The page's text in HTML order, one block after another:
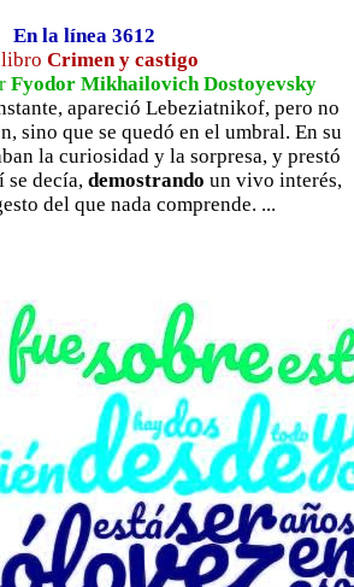
En la línea 3612
Crimen y castigo
Fyodor Mikhailovich Dostoyevsky
apareció Lebeziatnikof, pero no
sino que se quedó en el umbral. En su
la curiosidad y la sorpresa, y prestó
se decía, demostrando un vivo interés,
del que nada comprende. ...